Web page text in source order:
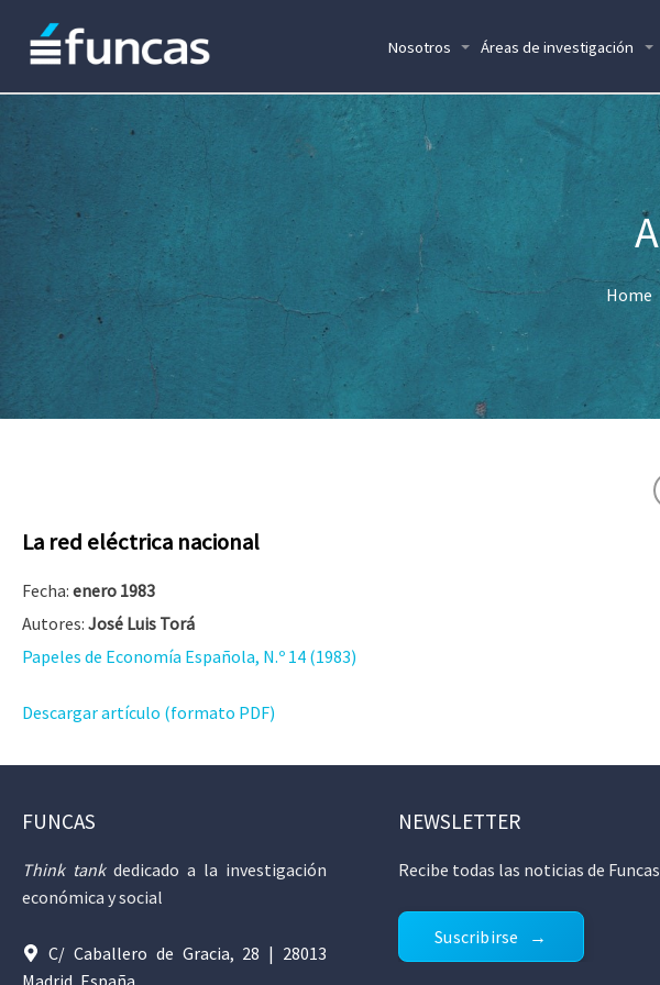
Nosotros Áreas de investigación
Home
La red eléctrica nacional
Fecha: enero 1983
Autores: José Luis Torá
Papeles de Economía Española, N.º 14 (1983)
Descargar artículo (formato PDF)
FUNCAS
Think tankdedicado a la investigación
económica y social
C/ Caballero de Gracia, 28 | 28013
Madrid, España
NEWSLETTER
Recibe todas las noticias de Funcas
Suscribirse